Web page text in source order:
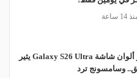
14 ساعة
تغير ألوان شاشة Galaxy S26 Ultra يثير
وسامسونج ترد